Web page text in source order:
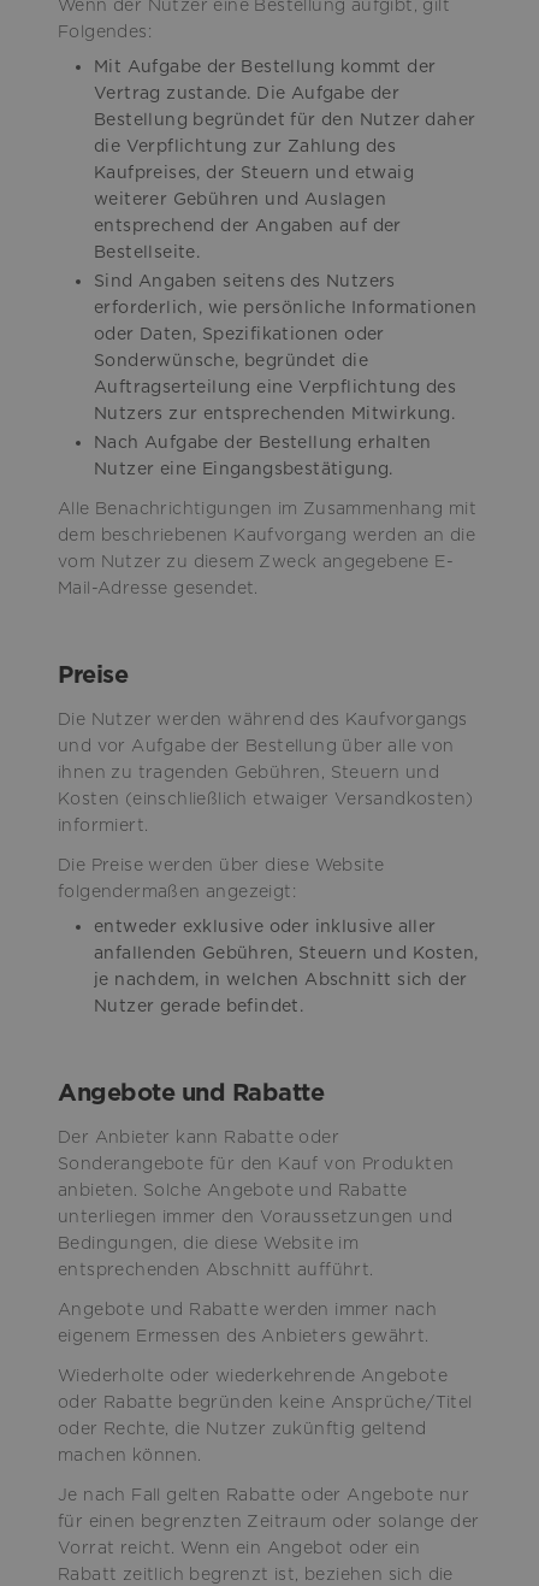
Wenn der Nutzer eine Bestellung aufgibt, gilt
Folgendes:
Mit Aufgabe der Bestellung kommt der
Vertrag zustande. Die Aufgabe der
Bestellung begründet für den Nutzer daher
die Verpflichtung zur Zahlung des
Kaufpreises, der Steuern und etwaig
weiterer Gebühren und Auslagen
entsprechend der Angaben auf der
Bestellseite.
Sind Angaben seitens des Nutzers
erforderlich, wie persönliche Informationen
oder Daten, Spezifikationen oder
Sonderwünsche, begründet die
Auftragserteilung eine Verpflichtung des
Nutzers zur entsprechenden Mitwirkung.
Nach Aufgabe der Bestellung erhalten
Nutzer eine Eingangsbestätigung.
Alle Benachrichtigungen im Zusammenhang mit
dem beschriebenen Kaufvorgang werden an die
vom Nutzer zu diesem Zweck angegebene E-
Mail-Adresse gesendet.
Preise
Die Nutzer werden während des Kaufvorgangs
und vor Aufgabe der Bestellung über alle von
ihnen zu tragenden Gebühren, Steuern und
Kosten (einschließlich etwaiger Versandkosten)
informiert.
Die Preise werden über diese Website
folgendermaßen angezeigt:
entweder exklusive oder inklusive aller
anfallenden Gebühren, Steuern und Kosten,
je nachdem, in welchen Abschnitt sich der
Nutzer gerade befindet.
Angebote und Rabatte
Der Anbieter kann Rabatte oder
Sonderangebote für den Kauf von Produkten
anbieten. Solche Angebote und Rabatte
unterliegen immer den Voraussetzungen und
Bedingungen, die diese Website im
entsprechenden Abschnitt aufführt.
Angebote und Rabatte werden immer nach
eigenem Ermessen des Anbieters gewährt.
Wiederholte oder wiederkehrende Angebote
oder Rabatte begründen keine Ansprüche/Titel
oder Rechte, die Nutzer zukünftig geltend
machen können.
Je nach Fall gelten Rabatte oder Angebote nur
für einen begrenzten Zeitraum oder solange der
Vorrat reicht. Wenn ein Angebot oder ein
Rabatt zeitlich begrenzt ist, beziehen sich die